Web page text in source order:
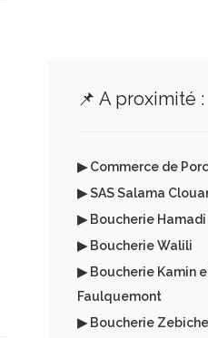
📌 A proximité :
▶ Commerce de
▶ SAS Salama
▶ Boucherie Hamadi
▶ Boucherie Walili
▶ Boucherie Kamin
Faulquemont
▶ Boucherie Zebiche